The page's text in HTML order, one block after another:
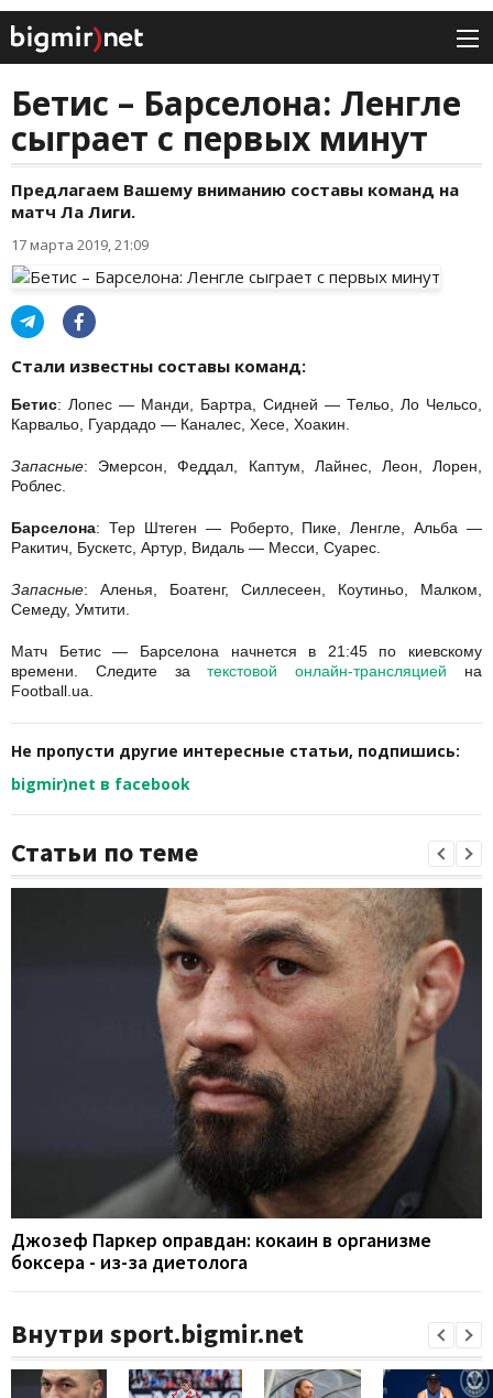
Бетис – Барселона: Ленгле
сыграет с первых минут
Предлагаем Вашему вниманию составы команд на
матч Ла Лиги.
17 марта 2019, 21:09
Стали известны составы команд:
Бетис: Лопес — Манди, Бартра, Сидней — Тельо, Ло Чельсо,
Карвальо, Гуардадо — Каналес, Хесе, Хоакин.
Запасные: Эмерсон, Феддал, Каптум, Лайнес, Леон, Лорен,
Роблес.
Барселона: Тер Штеген — Роберто, Пике, Ленгле, Альба —
Ракитич, Бускетс, Артур, Видаль — Месси, Суарес.
Запасные: Аленья, Боатенг, Силлесеен, Коутиньо, Малком,
Семеду, Умтити.
Матч Бетис — Барселона начнется в 21:45 по киевскому
времени. Следите затекстовой онлайн-трансляцией на
Football.ua.
Не пропусти другие интересные статьи, подпишись:
bigmir)net в facebook
Статьи по теме
Джозеф Паркер оправдан: кокаин в организме
боксера - из-за диетолога
Внутри sport.bigmir.net